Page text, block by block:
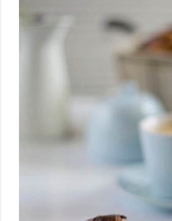
humilde como la alubia de La Bañeza
dorado, cargado de proteína y 100%
sustituto perfecto a los frutos se...